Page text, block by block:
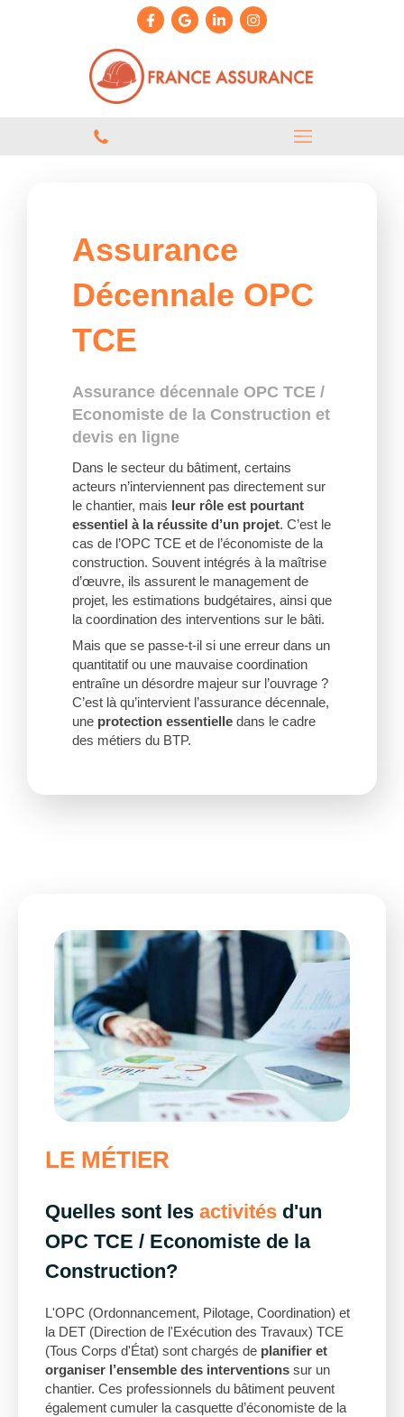
Assurance
Décennale OPC
TCE
Assurance décennale OPC TCE /
Economiste de la Construction et
devis en ligne
Dans le secteur du bâtiment, certains
acteurs n’interviennent pas directement sur
le chantier, mais leur rôle est pourtant
essentiel à la réussite d’un projet. C’est le
cas de l’OPC TCE et de l’économiste de la
construction. Souvent intégrés à la maîtrise
d’œuvre, ils assurent le management de
projet, les estimations budgétaires, ainsi que
la coordination des interventions sur le bâti.
Mais que se passe-t-il si une erreur dans un
quantitatif ou une mauvaise coordination
entraîne un désordre majeur sur l’ouvrage ?
C’est là qu’intervient l’assurance décennale,
une protection essentielle dans le cadre
des métiers du BTP.
LE MÉTIER
Quelles sont les activités d'un
OPC TCE / Economiste de la
Construction?
L'OPC (Ordonnancement, Pilotage, Coordination) et
la DET (Direction de l'Exécution des Travaux) TCE
(Tous Corps d'État) sont chargés de planifier et
organiser l’ensemble des interventions sur un
chantier. Ces professionnels du bâtiment peuvent
également cumuler la casquette d’économiste de la